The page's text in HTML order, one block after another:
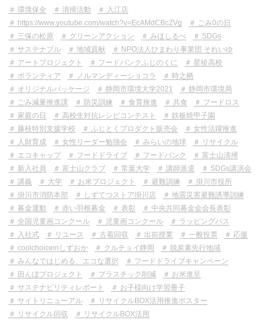
環境保全 清掃活動
入江店
https://www.youtube.com/watch?v=EcAMdCBcZVg
ごみ0の日
三保の松原
グリーンアクション みほしるべ
SDGs
サステナブル
地域貢献
NPO法人ひまわり事業団 それいゆ
アートプロジェクト
フードバンクふじのくに
星稜高校
ボランティア
ノルマンディーショコラ
時之栖
オリジナルパッケージ
静岡市環境大学2021
静岡市環境局
ごみ減量推進課
防災訓練 食育推進 共食
フードロス
家庭の日
高校生対抗レシピコンテスト
鉄板焼甲子園
藤枝特別支援学校
ふじとくプロダクト販売会
女性活躍推進
人財育成
女性リーダー勉強会 みらいの地球
リサイクル
エコキャップ
フードドライブ フードバンク
富士山清掃
新入社員
富士山クラブ 常葉大学 講師派遣
SDGs講演会
講義
大学 お米プロジェクト 避難訓練
掛川市役所
掛川市消防本部
しずてつストア掛川店
地震災害避難誘導訓練
募金運動
赤い羽根募金 表彰
中央共同募金会会長表彰
全国児童画コンクール
児童画コンクール
ラッピングバス
入社式
リユース 古着回収 出前授業 一般投票
応援
coolchoiceinしずおか
クルチョイ静岡
脱炭素先行地域
みんなではじめる、エコな選択
フードドライブキャンペーン
田んぼプロジェクト
プラスチック削減
お米進呈
サステナビリティレポート
お子様向け学習冊子
サイトリニューアル
リサイクルBOX活用推進ポスター
リサイクル回収
リサイクルBOX活用